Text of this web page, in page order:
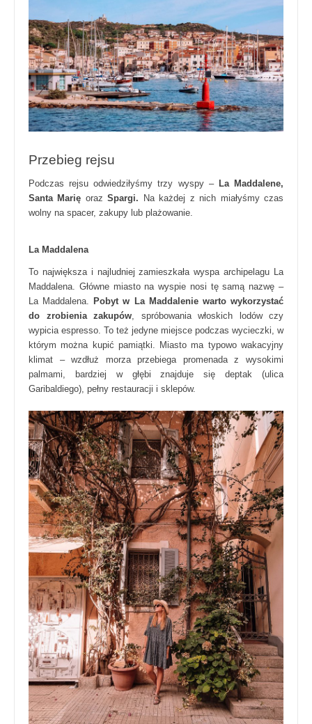
Przebieg rejsu
Podczas rejsu odwiedziłyśmy trzy wyspy – La Maddalene,
Santa Marię oraz Spargi. Na każdej z nich miałyśmy czas
wolny na spacer, zakupy lub plażowanie.
La Maddalena
To największa i najludniej zamieszkała wyspa archipelagu La
Maddalena. Główne miasto na wyspie nosi tę samą nazwę –
La Maddalena. Pobyt w La Maddalenie warto wykorzystać
do zrobienia zakupów, spróbowania włoskich lodów czy
wypicia espresso. To też jedyne miejsce podczas wycieczki, w
którym można kupić pamiątki. Miasto ma typowo wakacyjny
klimat – wzdłuż morza przebiega promenada z wysokimi
palmami, bardziej w głębi znajduje się deptak (ulica
Garibaldiego), pełny restauracji i sklepów.